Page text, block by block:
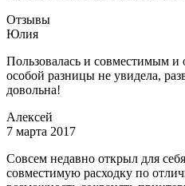
Отзывы
Юлия
Пользовалась и совместимым
особой разницы не увидела,
довольна!
Алексей
7 марта 2017
Совсем недавно открыл для
совместимую расходку по